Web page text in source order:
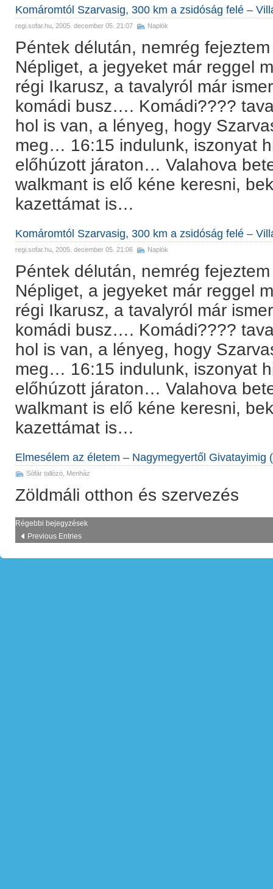
Komáromtól Szarvasig, 300 km a zsidóság felé –
regi.sofar.hu , 2005. december 05. 21:07 Naplók
Péntek délután, nemrég
Népliget, a jegyeket már reggel
régi Ikarusz, a tavalyról már
komádi busz…. Komádi????
hol is van, a lényeg, hogy
meg… 16:15 indulunk, iszonyat
előhúzott járaton… Valahova
walkmant is elő kéne keresni,
kazettámat is…
Komáromtól Szarvasig, 300 km a zsidóság felé –
regi.sofar.hu , 2005. december 05. 21:06 Naplók
Péntek délután, nemrég
Népliget, a jegyeket már reggel
régi Ikarusz, a tavalyról már
komádi busz…. Komádi????
hol is van, a lényeg, hogy
meg… 16:15 indulunk, iszonyat
előhúzott járaton… Valahova
walkmant is elő kéne keresni,
kazettámat is…
Elmesélem az életem – Nagymegyertől Givatayimig
Sófár tallózó Menház
Zöldmáli otthon és szervezés
Bejegyzés
navigáció
Régebbi bejegyzések
Previous Entries